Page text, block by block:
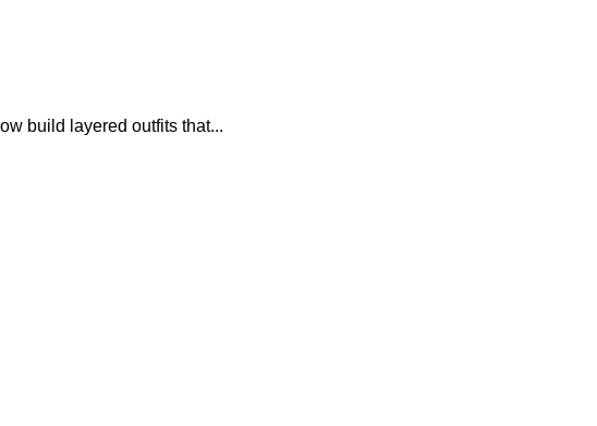
build layered outfits that...